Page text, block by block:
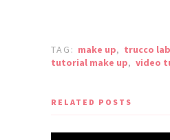
TAG: make up, trucco
tutorial make up, video
RELATED POSTS